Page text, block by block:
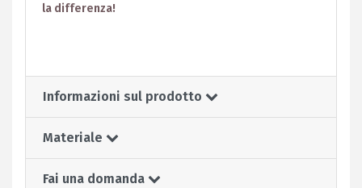
la differenza!
Informazioni sul prodotto
Materiale
Fai una domanda